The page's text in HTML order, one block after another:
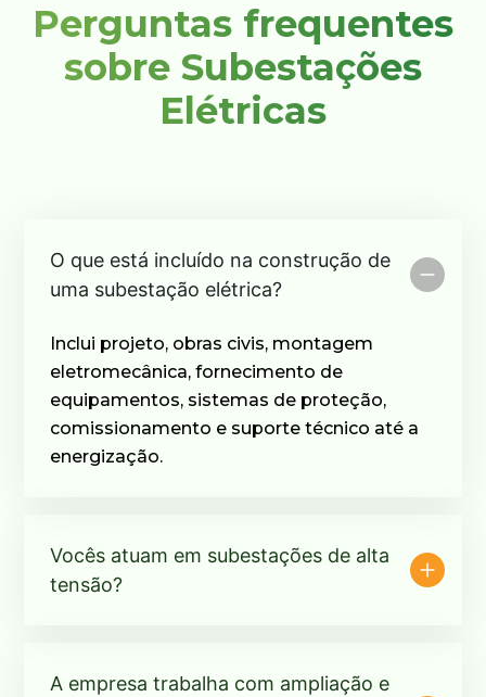
Perguntas frequentes
sobre Subestações
Elétricas
O que está incluído na construção de
uma subestação elétrica?
Inclui projeto, obras civis, montagem
eletromecânica, fornecimento de
equipamentos, sistemas de proteção,
comissionamento e suporte técnico até a
energização.
Vocês atuam em subestações de alta
tensão?
A empresa trabalha com ampliação e